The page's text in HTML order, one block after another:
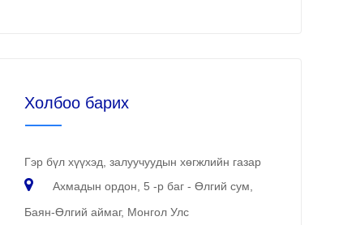
Холбоо барих
Гэр бүл хүүхэд, залуучуудын хөгжлийн газар
Ахмадын ордон, 5 -р баг - Өлгий сум,
Баян-Өлгий аймаг, Монгол Улс